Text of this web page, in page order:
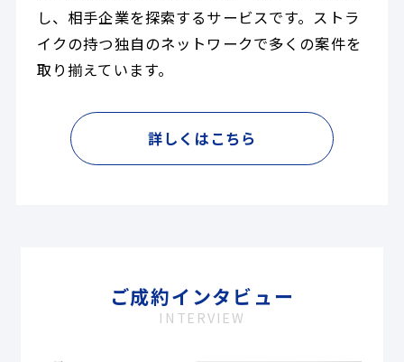
し、相手企業を探索するサービスです。ストラ
イクの持つ独自のネットワークで多くの案件を
取り揃えています。
詳しくはこちら
ご成約インタビュー
INTERVIEW